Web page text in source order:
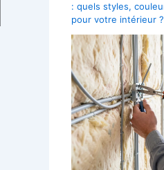
: quels styles,
pour votre intérieur ?